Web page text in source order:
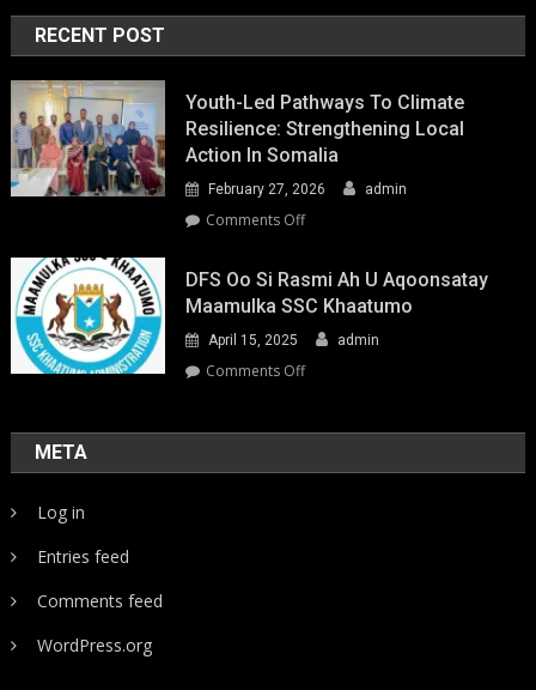
RECENT POST
Youth-Led Pathways To Climate
Resilience: Strengthening Local
Action In Somalia
February 27, 2026 admin
Comments Offon
Led
Pathways
to
Climate
Resilience:
in
DFS Oo Si Rasmi Ah U Aqoonsatay
Maamulka SSC Khaatumo
April 15, 2025 admin
Comments Offon
rasmi
META
Log in
Entries feed
Comments feed
WordPress.org